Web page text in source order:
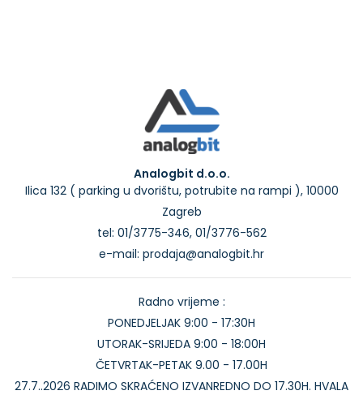
Analogbit d.o.o.
Ilica 132 ( parking u dvorištu, potrubite na rampi ), 10000
Zagreb
tel: 01/3775-346, 01/3776-562
e-mail: prodaja@analogbit.hr
Radno vrijeme :
PONEDJELJAK 9:00 - 17:30H
UTORAK-SRIJEDA 9:00 - 18:00H
ČETVRTAK-PETAK 9.00 - 17.00H
27.7..2026 RADIMO SKRAĆENO IZVANREDNO DO 17.30H. HVALA